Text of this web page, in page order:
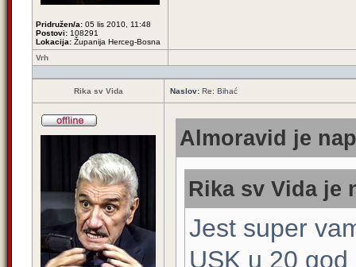
Pridružen/a: 05 lis 2010, 11:48
Postovi: 108291
Lokacija: Županija Herceg-Bosna
Vrh
Rika sv Vida Naslov: Re: Bihać
Almoravid je
Rika sv Vida je
Jest super
USK u 20